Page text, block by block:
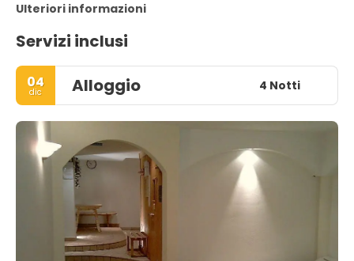
Ulteriori informazioni
Servizi inclusi
04
dic Alloggio 4 Notti